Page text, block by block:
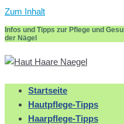
Zum Inhalt
Infos und Tipps zur Pflege und
der Nägel
Startseite
Hautpflege-Tipps
Haarpflege-Tipps